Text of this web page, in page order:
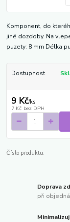
Komponent, do
jiné dozdoby. Na
puzety: 8 mm Délka
Dostupnost
9 Kč/ks
7 Kč bez DPH
Číslo produktu:
Doprava
při